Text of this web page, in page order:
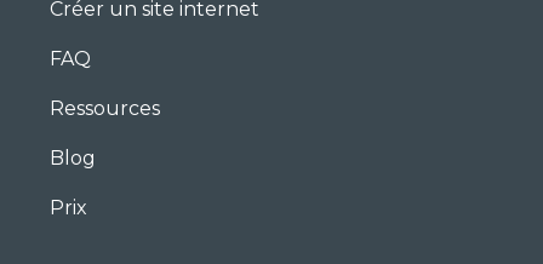
Créer un site internet
FAQ
Ressources
Blog
Prix